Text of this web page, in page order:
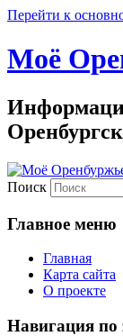
Перейти к
Моё
Поиск
Главное меню
Главная
Карта сайта
О проекте
Навигация по